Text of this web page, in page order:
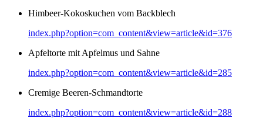
Himbeer-Kokoskuchen vom Backblech
index.php?option=com_content&view=article&id=376
Apfeltorte mit Apfelmus und Sahne
index.php?option=com_content&view=article&id=285
Cremige Beeren-Schmandtorte
index.php?option=com_content&view=article&id=288